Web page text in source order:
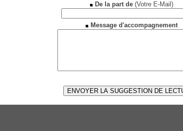
De la part de(Votre E-Mail)
Message d'accompagnement